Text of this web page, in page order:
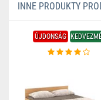
INNE PRODUKTY
ÚJDONSÁG